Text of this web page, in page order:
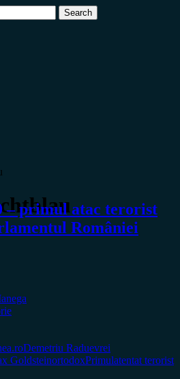
– primul atac terorist
României
Demetriu Raduevrei
GoldsteinortodoxPrimulatentat terorist